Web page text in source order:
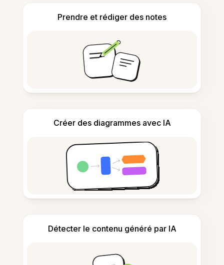
Prendre et rédiger des notes
Créer des diagrammes avec IA
Détecter le contenu généré par IA